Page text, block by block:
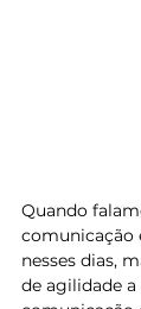
Quando
comunicação
nesses dias,
de agilidade